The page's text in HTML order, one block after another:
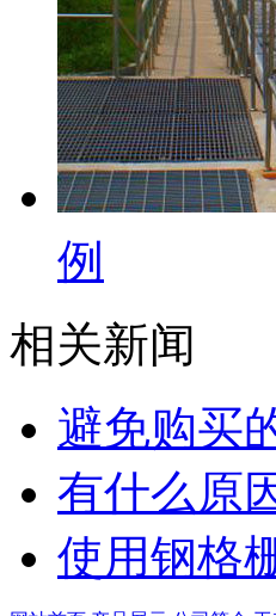
例
相关新闻
避免购买
有什么原
使用钢格